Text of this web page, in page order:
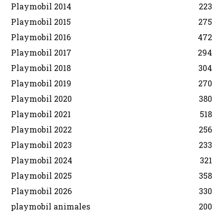
Playmobil 2014
223
Playmobil 2015
275
Playmobil 2016
472
Playmobil 2017
294
Playmobil 2018
304
Playmobil 2019
270
Playmobil 2020
380
Playmobil 2021
518
Playmobil 2022
256
Playmobil 2023
233
Playmobil 2024
321
Playmobil 2025
358
Playmobil 2026
330
playmobil animales
200